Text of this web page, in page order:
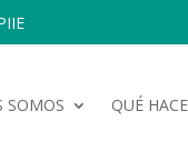
SOMOS QUÉ